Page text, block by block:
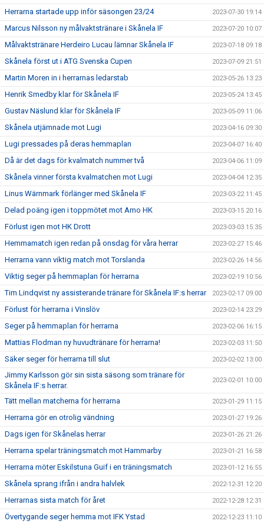
Herrarna startade upp inför säsongen 23/24 2023-07-30 19:14
Marcus Nilsson ny målvaktstränare i Skånela IF 2023-07-20 10:07
Målvaktstränare Herdeiro Lucau lämnar Skånela IF 2023-07-18 09:18
Skånela först ut i ATG Svenska Cupen 2023-07-09 21:51
Martin Moren in i herrarnas ledarstab 2023-05-26 13:23
Henrik Smedby klar för Skånela IF 2023-05-24 13:45
Gustav Näslund klar för Skånela IF 2023-05-09 11:06
Skånela utjämnade mot Lugi 2023-04-16 09:30
Lugi pressades på deras hemmaplan 2023-04-07 16:40
Då är det dags för kvalmatch nummer två 2023-04-06 11:09
Skånela vinner första kvalmatchen mot Lugi 2023-04-04 12:35
Linus Wärnmark förlänger med Skånela IF 2023-03-22 11:45
Delad poäng igen i toppmötet mot Amo HK 2023-03-15 20:16
Förlust igen mot HK Drott 2023-03-03 15:35
Hemmamatch igen redan på onsdag för våra herrar 2023-02-27 15:46
Herrarna vann viktig match mot Torslanda 2023-02-26 14:56
Viktig seger på hemmaplan för herrarna 2023-02-19 10:56
Tim Lindqvist ny assisterande tränare för Skånela IF:s herrar 2023-02-17 09:00
Förlust för herrarna i Vinslöv 2023-02-14 23:29
Seger på hemmaplan för herrarna 2023-02-06 16:15
Mattias Flodman ny huvudtränare för herrarna! 2023-02-03 11:50
Säker seger för herrarna till slut 2023-02-02 13:00
Jimmy Karlsson gör sin sista säsong som tränare för
Skånela IF:s herrar.
2023-02-01 10:00
Tätt mellan matcherna för herrarna 2023-01-29 11:15
Herrarna gör en otrolig vändning 2023-01-27 19:26
Dags igen för Skånelas herrar 2023-01-26 21:26
Herrarna spelar träningsmatch mot Hammarby 2023-01-21 16:58
Herrarna möter Eskilstuna Guif i en träningsmatch 2023-01-12 16:55
Skånela sprang ifrån i andra halvlek 2022-12-31 12:20
Herrarnas sista match för året 2022-12-28 12:31
Övertygande seger hemma mot IFK Ystad 2022-12-23 11:10